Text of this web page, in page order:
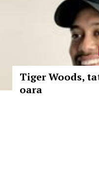
Tiger Woods,
oara